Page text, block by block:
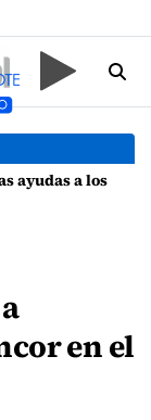
del municipio
en el